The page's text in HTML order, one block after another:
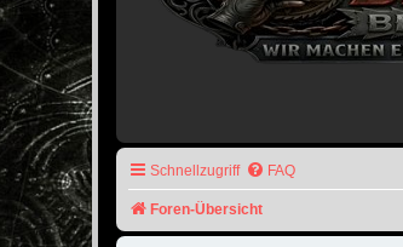
Schnellzugriff FAQ
Foren-Übersicht